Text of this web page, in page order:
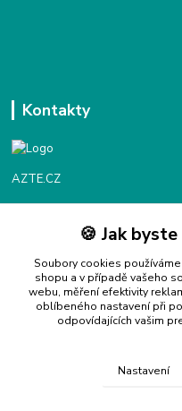
Kontakty
AZTE.CZ
Objednávky /
Po - Čt 9:00 - 16:00
Info@azte.cz
🍪 Jak
Soubory cookies
shopu a v případě vašeho
webu, měření efektivity
oblíbeného nastavení při
odpovídajících vašim
Nastavení